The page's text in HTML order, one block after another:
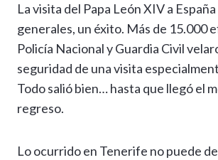
at
s
A
p
e
gr
a
m
e
b
o
o
ke
dI
n
se
n
g
er
La visita del Papa León XIV a
generales, un éxito. Más de 15.000
Policía Nacional y Guardia Civil
seguridad de una visita
Todo salió bien… hasta que llegó el
regreso.
Lo ocurrido en Tenerife no puede